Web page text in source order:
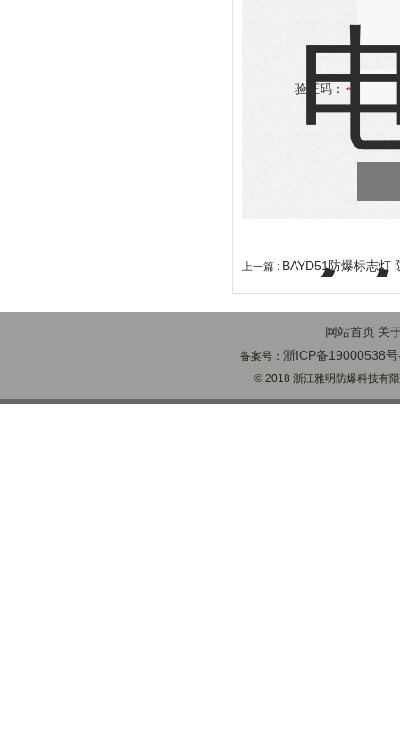
验证码：
上一篇 : BAYD51防爆标志灯
网站首页 关
备案号：浙ICP备19000538
© 2018 浙江雅明防爆科技有